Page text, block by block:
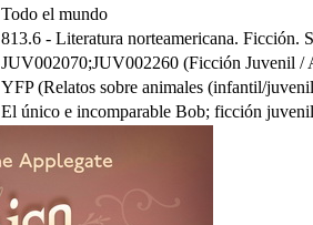
Todo el mundo
813.6 - Literatura norteamericana. Ficción.
JUV002070;JUV002260 (Ficción Juvenil /
YFP (Relatos sobre animales (infantil/
El único e incomparable Bob; ficción